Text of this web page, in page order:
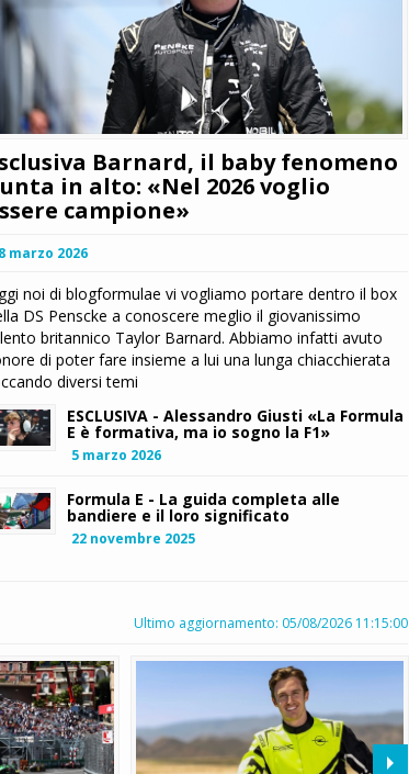
Barnard, il baby fenomeno
in alto: «Nel 2026 voglio
campione»
marzo 2026
noi di blogformulae vi vogliamo portare dentro il box
DS Penscke a conoscere meglio il giovanissimo
britannico Taylor Barnard. Abbiamo infatti avuto
di poter fare insieme a lui una lunga chiacchierata
diversi temi
ESCLUSIVA - Alessandro Giusti «La Formula
E è formativa, ma io sogno la F1»
5 marzo 2026
Formula E - La guida completa alle
bandiere e il loro significato
22 novembre 2025
Ultimo aggiornamento: 05/08/2026 11:15:00